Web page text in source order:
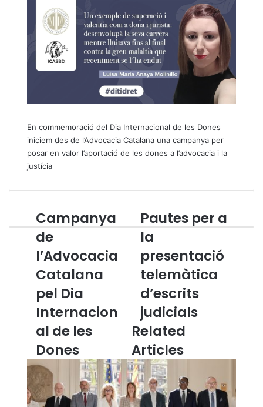
En commemoració del Dia Internacional de les Dones
iniciem des de l’Advocacia Catalana una campanya per
posar en valor l’aportació de les dones a l’advocacia i la
justícia
C
a
m
p
n
y
a
l
A
d
v
o
Campanya
de
l’Advocacia
Catalana
pel Dia
Internacion
al de les
Dones
P
a
t
e
s
p
e
l
a
p
r
e
s
Pautes per a
la
presentació
telemàtica
d’escrits
judicials
Related
Articles